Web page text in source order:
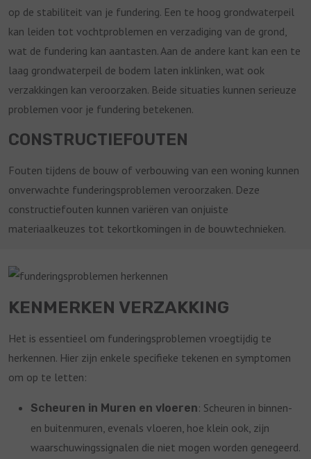
op de stabiliteit van je fundering. Een te hoog grondwaterpeil
kan leiden tot vochtproblemen en verzadiging van de grond,
wat de fundering kan aantasten. Aan de andere kant kan een te
laag grondwaterpeil de bodem laten inklinken, wat ook
verzakkingen kan veroorzaken. Beide situaties kunnen serieuze
problemen voor je fundering betekenen.
CONSTRUCTIEFOUTEN
Fouten tijdens de bouw of verbouwing van een woning kunnen
onverwachte funderingsproblemen veroorzaken. Deze
constructiefouten kunnen variëren van onjuiste
materiaalkeuzes tot tekortkomingen in de bouwtechnieken.
KENMERKEN VERZAKKING
Het is essentieel om funderingsproblemen vroegtijdig te
herkennen. Hier zijn enkele specifieke tekenen en symptomen
om op te letten:
Scheuren in Muren en vloeren: Scheuren in binnen-
en buitenmuren, evenals vloeren, hoe klein ook, zijn
waarschuwingssignalen die niet mogen worden genegeerd.